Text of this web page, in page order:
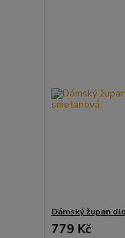
Dámský župan
779 Kč